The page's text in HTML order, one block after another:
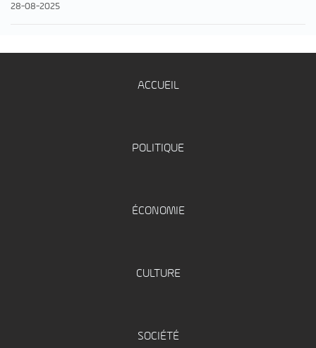
28-08-2025
ACCUEIL
POLITIQUE
ÉCONOMIE
CULTURE
SOCIÉTÉ